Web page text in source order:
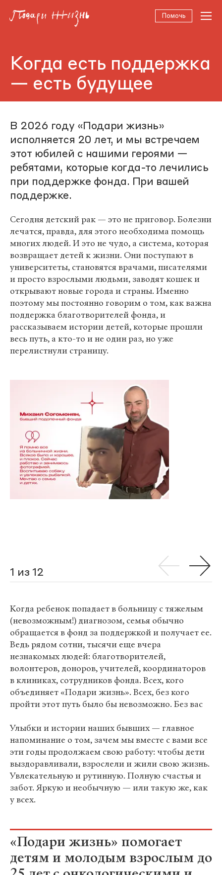
Помочь
Когда есть поддержка
— есть будущее
В 2026 году «Подари жизнь»
исполняется 20 лет, и мы встречаем
этот юбилей с нашими героями —
ребятами, которые когда-то лечились
при поддержке фонда. При вашей
поддержке.
Сегодня детский рак — это не приговор. Болезни
лечатся, правда, для этого необходима помощь
многих людей. И это не чудо, а система, которая
возвращает детей к жизни. Они поступают в
университеты, становятся врачами, писателями
и просто взрослыми людьми, заводят кошек и
открывают новые города и страны. Именно
поэтому мы постоянно говорим о том, как важна
поддержка благотворителей фонда, и
рассказываем истории детей, которые прошли
весь путь, а кто-то и не один раз, но уже
перелистнули страницу.
1 из 12
Когда ребенок попадает в больницу с тяжелым
(невозможным!) диагнозом, семья обычно
обращается в фонд за поддержкой и получает ее.
Ведь рядом сотни, тысячи еще вчера
незнакомых людей: благотворителей,
волонтеров, доноров, учителей, координаторов
в клиниках, сотрудников фонда. Всех, кого
объединяет «Подари жизнь». Всех, без кого
пройти этот путь было бы невозможно. Без вас
Улыбки и истории наших бывших — главное
напоминание о том, зачем мы вместе с вами все
эти годы продолжаем свою работу: чтобы дети
выздоравливали, взрослели и жили свою жизнь.
Увлекательную и рутинную. Полную счастья и
забот. Яркую и необычную — или такую же, как
у всех.
«Подари жизнь» помогает
детям и молодым взрослым до